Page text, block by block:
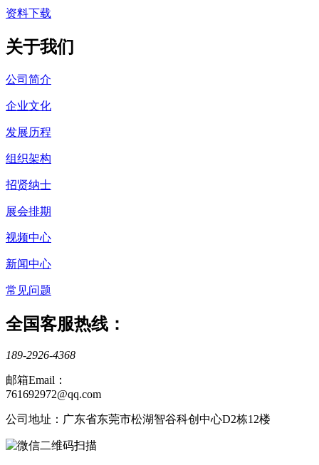
资料下载
关于我们
公司简介
企业文化
发展历程
组织架构
招贤纳士
展会排期
视频中心
新闻中心
常见问题
全国客服热线：
189-2926-4368
邮箱Email：
761692972@qq.com
公司地址：广东省东莞市松湖智谷科创中心D2栋12楼